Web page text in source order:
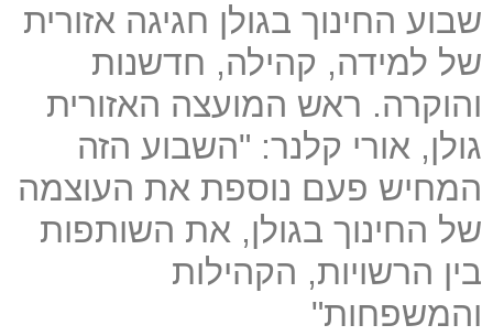
שבוע החינוך בגולן חגיגה אזורית
של למידה, קהילה, חדשנות
והוקרה. ראש המועצה האזורית
גולן, אורי קלנר: "השבוע הזה
המחיש פעם נוספת את העוצמה
של החינוך בגולן, את השותפות
בין הרשויות, הקהילות
והמשפחות"